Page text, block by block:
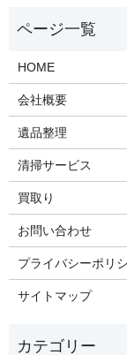
HOME
会社概要
遺品整理
清掃サービス
買取り
お問い合わせ
プライバシーポリ
サイトマップ